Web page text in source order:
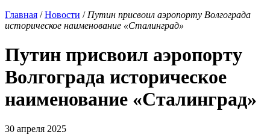
Главная /Новости / Путин присвоил аэропорту Волгограда
историческое наименование «Сталинград»
Путин присвоил аэропорту
Волгограда историческое
наименование «Сталинград»
30 апреля 2025